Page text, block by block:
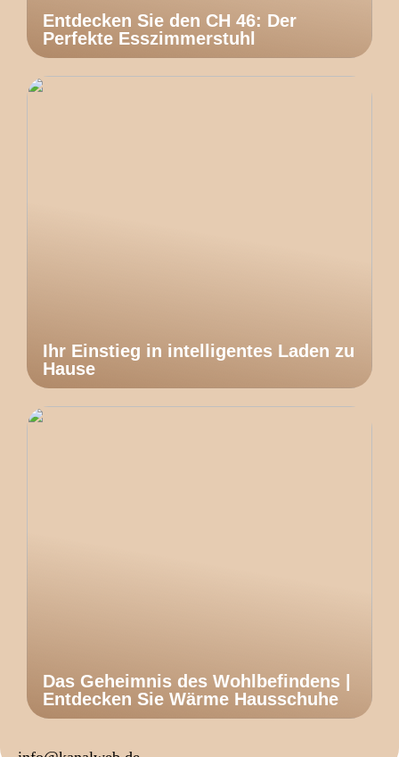
Entdecken Sie den CH 46: Der
Perfekte Esszimmerstuhl
Ihr Einstieg in intelligentes Laden zu
Hause
Das Geheimnis des Wohlbefindens |
Entdecken Sie Wärme Hausschuhe